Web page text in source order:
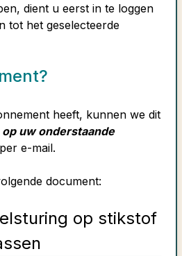
dient u eerst in te loggen
tot het geselecteerde
heeft, kunnen we dit
op uw onderstaande
e-mail.
document:
op stikstof